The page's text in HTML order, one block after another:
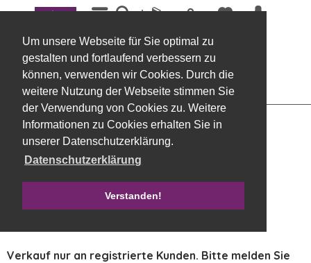
Um unsere Webseite für Sie optimal zu
gestalten und fortlaufend verbessern zu
können, verwenden wir Cookies. Durch die
weitere Nutzung der Webseite stimmen Sie
der Verwendung von Cookies zu. Weitere
Informationen zu Cookies erhalten Sie in
unserer Datenschutzerklärung.
Datenschutzerklärung
Verstanden!
Menü
Übersicht Exoten, Allerheiligen
Banana Stick gebleicht, 25 Stück
Verkauf nur an registrierte Kunden. Bitte melden Sie